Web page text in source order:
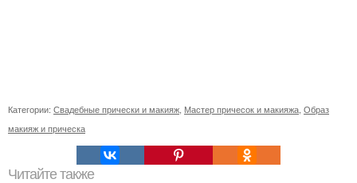
Категории: Свадебные прически и макияж Мастер причесок и макияжа Образ
макияж и прическа
Читайте также